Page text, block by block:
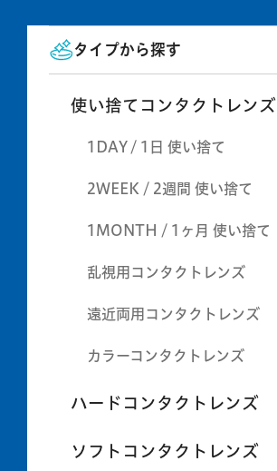
タイプから探す
使い捨てコンタクトレンズ
1DAY / 1日 使い捨て
2WEEK / 2週間 使い捨て
1MONTH / 1ヶ月 使い捨て
乱視用コンタクトレンズ
遠近両用コンタクトレンズ
カラーコンタクトレンズ
ハードコンタクトレンズ
ソフトコンタクトレンズ